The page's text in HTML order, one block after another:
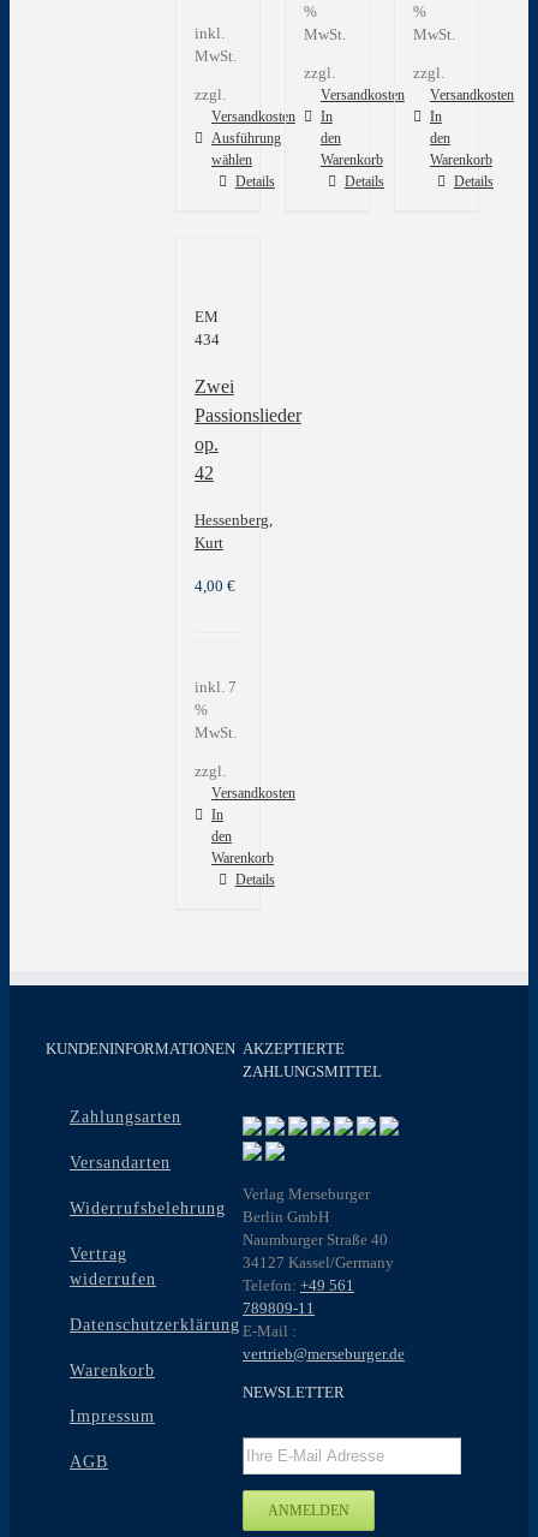
inkl.
MwSt.
zzgl.
Versandkosten
Ausführung
wählen
Dieses
Die
Optionen
auf
der
gewählt
werden
Details
%
MwSt.
zzgl.
Versandkosten
In
den
Warenkorb
Details
%
MwSt.
zzgl.
Versandkosten
In
den
Warenkorb
Details
EM
434
Zwei
Passionslieder
op.
42
Hessenberg,
Kurt
4,00 €
inkl. 7
%
MwSt.
zzgl.
Versandkosten
In
den
Warenkorb
Details
KUNDENINFORMATIONEN
Zahlungsarten
Versandarten
Widerrufsbelehrung
Vertrag
widerrufen
Datenschutzerklärung
Warenkorb
Impressum
AGB
AKZEPTIERTE
ZAHLUNGSMITTEL
Verlag Merseburger
Berlin GmbH
Naumburger Straße 40
34127 Kassel/Germany
Telefon: +49 561
789809-11
E-Mail :
vertrieb@merseburger.de
NEWSLETTER